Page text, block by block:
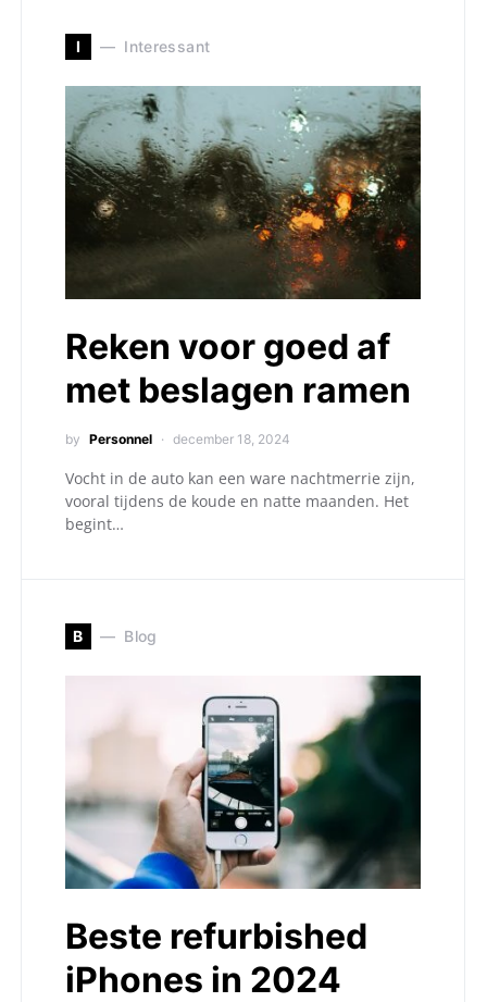
I Interessant
Reken voor goed af
met beslagen ramen
by Personnel december 18, 2024
Vocht in de auto kan een ware nachtmerrie zijn,
vooral tijdens de koude en natte maanden. Het
begint…
B Blog
Beste refurbished
iPhones in 2024